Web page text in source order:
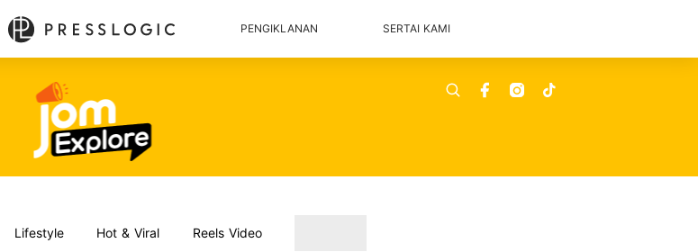
PENGIKLANAN SERTAI KAMI
Lifestyle Hot & Viral Reels Video